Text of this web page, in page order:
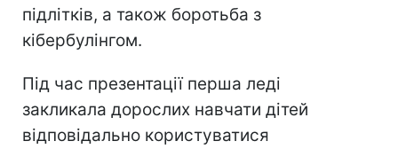
підлітків, а також боротьба з
кібербулінгом.
Під час презентації перша леді
закликала дорослих навчати дітей
відповідально користуватися